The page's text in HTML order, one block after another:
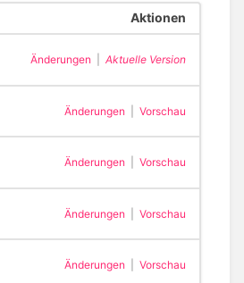
Aktionen
Änderungen Aktuelle Version
Änderungen Vorschau
Änderungen Vorschau
Änderungen Vorschau
Änderungen Vorschau